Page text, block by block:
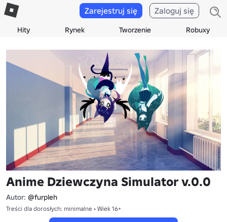
Hity Rynek Tworzenie Robuxy
Zarejestruj się Zaloguj się
Anime Dziewczyna Simulator v.0.0
Autor: @furpleh
Treści dla dorosłych: minimalne • Wiek 16+